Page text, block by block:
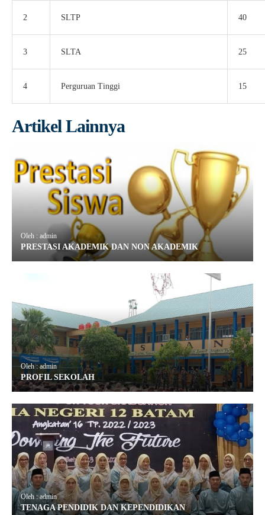
2 SLTP 40
3 SLTA 25
4 Perguruan Tinggi 15
Artikel Lainnya
Oleh : admin
PRESTASI AKADEMIK DAN NON AKADEMIK
Oleh : admin
PROFIL SEKOLAH
Oleh : admin
TENAGA PENDIDIK DAN KEPENDIDIKAN